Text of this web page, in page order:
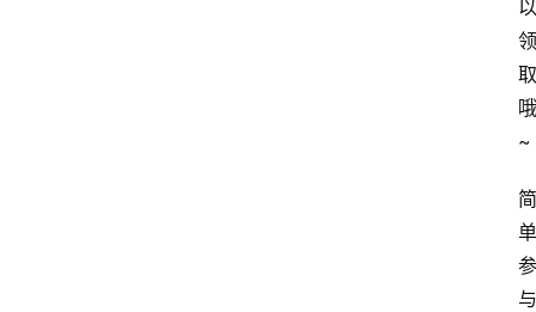
以
领
取
哦
~
简
单
参
与